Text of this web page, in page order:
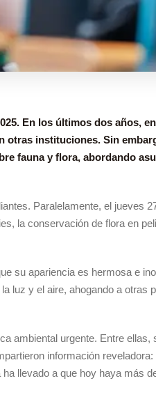
En los últimos dos años,
otras instituciones. Sin
fauna y flora, abordando
Paralelamente, el jueves
la conservación de flora en
su apariencia es hermosa e
luz y el aire, ahogando a otras
ambiental urgente. Entre ellas,
información
llevado a que hoy haya más